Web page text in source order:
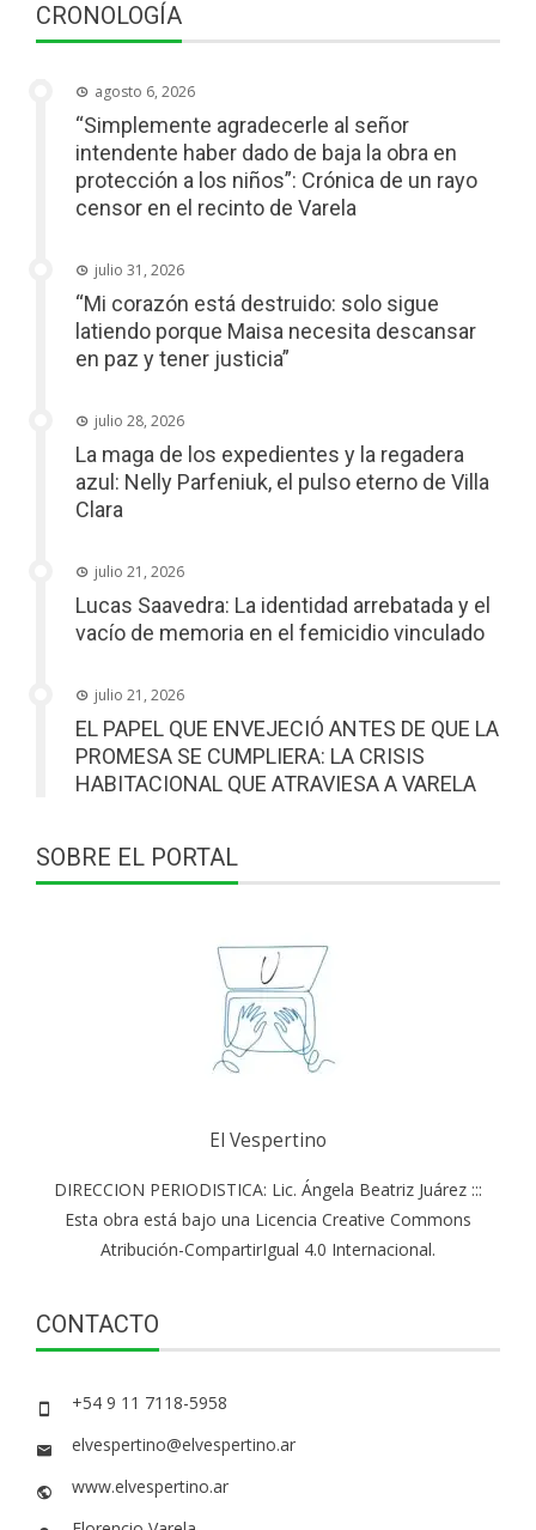
CRONOLOGÍA
agosto 6, 2026
“Simplemente agradecerle al señor
intendente haber dado de baja la obra en
protección a los niños”: Crónica de un rayo
censor en el recinto de Varela
julio 31, 2026
“Mi corazón está destruido: solo sigue
latiendo porque Maisa necesita descansar
en paz y tener justicia”
julio 28, 2026
La maga de los expedientes y la regadera
azul: Nelly Parfeniuk, el pulso eterno de Villa
Clara
julio 21, 2026
Lucas Saavedra: La identidad arrebatada y el
vacío de memoria en el femicidio vinculado
julio 21, 2026
EL PAPEL QUE ENVEJECIÓ ANTES DE QUE LA
PROMESA SE CUMPLIERA: LA CRISIS
HABITACIONAL QUE ATRAVIESA A VARELA
SOBRE EL PORTAL
El Vespertino
DIRECCION PERIODISTICA: Lic. Ángela Beatriz Juárez :::
Esta obra está bajo una Licencia Creative Commons
Atribución-CompartirIgual 4.0 Internacional.
CONTACTO
+54 9 11 7118-5958
elvespertino@elvespertino.ar
www.elvespertino.ar